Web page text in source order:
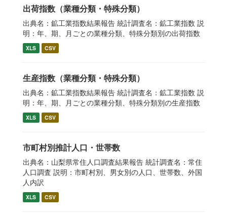
出荷指数（業種分類・特殊分類）
出典名：鉱工業指数結果報告 統計調査名：鉱工業指数 説
明：年、期、月ごとの業種分類、特殊分類別の出荷指数
XLS CSV
生産指数（業種分類・特殊分類）
出典名：鉱工業指数結果報告 統計調査名：鉱工業指数 説
明：年、期、月ごとの業種分類、特殊分類別の生産指数
XLS CSV
市町村別推計人口・世帯数
出典名：山梨県常住人口調査結果報告 統計調査名：常住
人口調査 説明：市町村別、男女別の人口、世帯数、外国
人内訳
XLS CSV